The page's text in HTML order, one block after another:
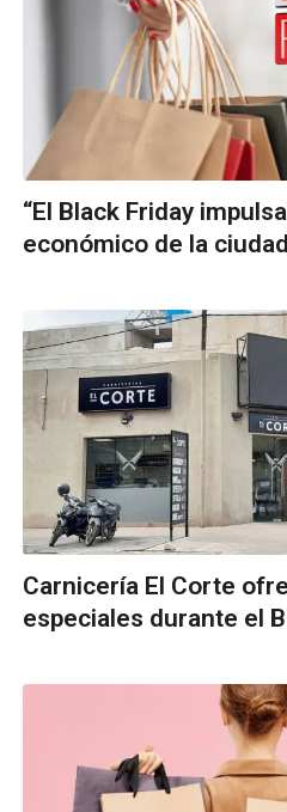
“El Black Friday
económico de la
Carnicería El Corte
especiales durante el